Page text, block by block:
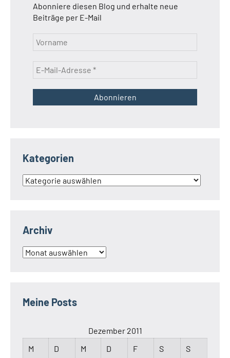
Abonniere diesen Blog und erhalte neue
Beiträge per E-Mail
Kategorien
Kategorien
Archiv
Archiv
Meine Posts
Dezember 2011
M
D M D F S S